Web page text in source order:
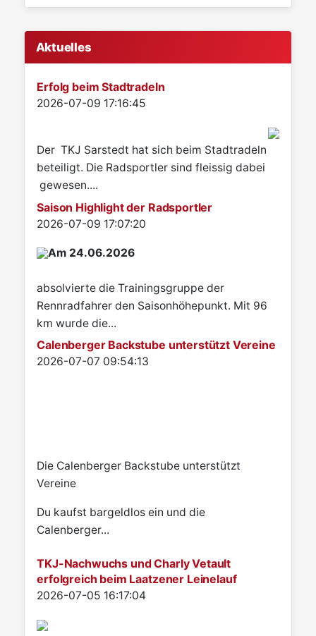
Aktuelles
Erfolg beim Stadtradeln
Details
2026-07-09 17:16:45
Der TKJ Sarstedt hat sich beim Stadtradeln
beteiligt. Die Radsportler sind fleissig dabei
gewesen....
Saison Highlight der Radsportler
Details
2026-07-09 17:07:20
Am 24.06.2026
absolvierte die Trainingsgruppe der
Rennradfahrer den Saisonhöhepunkt. Mit 96
km wurde die...
Calenberger Backstube unterstützt Vereine
Details
2026-07-07 09:54:13
Die Calenberger Backstube unterstützt
Vereine
Du kaufst bargeldlos ein und die
Calenberger...
TKJ-Nachwuchs und Charly Vetault
erfolgreich beim Laatzener Leinelauf
Details
2026-07-05 16:17:04